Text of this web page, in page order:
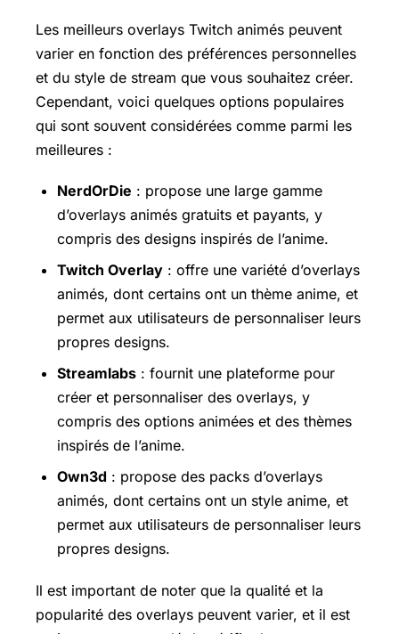
Les meilleurs overlays Twitch animés peuvent
varier en fonction des préférences personnelles
et du style de stream que vous souhaitez créer.
Cependant, voici quelques options populaires
qui sont souvent considérées comme parmi les
meilleures :
NerdOrDie : propose une large gamme
d’overlays animés gratuits et payants, y
compris des designs inspirés de l’anime.
Twitch Overlay : offre une variété d’overlays
animés, dont certains ont un thème anime, et
permet aux utilisateurs de personnaliser leurs
propres designs.
Streamlabs : fournit une plateforme pour
créer et personnaliser des overlays, y
compris des options animées et des thèmes
inspirés de l’anime.
Own3d : propose des packs d’overlays
animés, dont certains ont un style anime, et
permet aux utilisateurs de personnaliser leurs
propres designs.
Il est important de noter que la qualité et la
popularité des overlays peuvent varier, et il est